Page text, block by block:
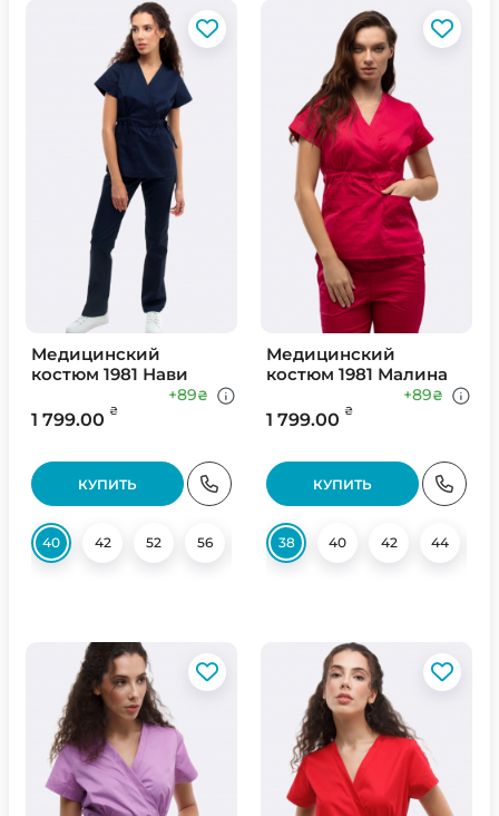
Медицинский
костюм 1981 Нави
1 799.00 ₴
+89₴
КУПИТЬ
40 42 52 56 58
Медицинский
костюм 1981 Малина
1 799.00 ₴
+89₴
КУПИТЬ
38 40 42 44